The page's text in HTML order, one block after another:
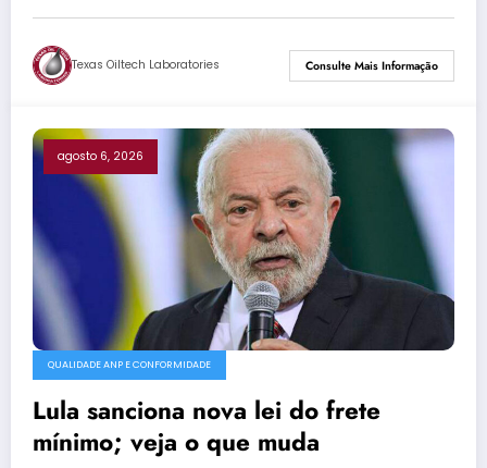
Texas Oiltech Laboratories Consulte Mais Informação
agosto 6, 2026
QUALIDADE ANP E CONFORMIDADE
Lula sanciona nova lei do frete
mínimo; veja o que muda